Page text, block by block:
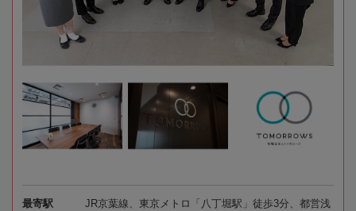
最寄駅
JR京葉線、東京メトロ「八丁堀駅」徒歩3分、都営浅